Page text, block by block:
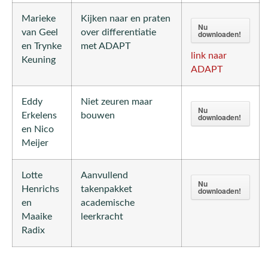
Marieke
van Geel
en Trynke
Keuning
Kijken naar en praten
over differentiatie
met ADAPT
Nu
downloaden!
link naar
ADAPT
Eddy
Erkelens
en Nico
Meijer
Niet zeuren maar
bouwen
Nu
downloaden!
Lotte
Henrichs
en
Maaike
Radix
Aanvullend
takenpakket
academische
leerkracht
Nu
downloaden!